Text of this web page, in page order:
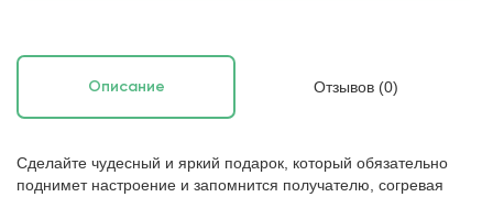
Описание Отзывов (0)
Сделайте чудесный и яркий подарок, который обязательно
поднимет настроение и запомнится получателю, согревая